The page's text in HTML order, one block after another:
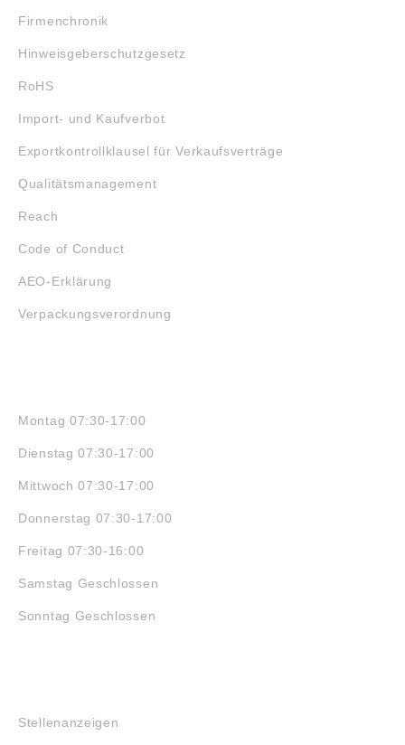
Firmenchronik
Hinweisgeberschutzgesetz
RoHS
Import- und Kaufverbot
Exportkontrollklausel für Verkaufsverträge
Qualitätsmanagement
Reach
Code of Conduct
AEO-Erklärung
Verpackungsverordnung
Montag 07:30-17:00
Dienstag 07:30-17:00
Mittwoch 07:30-17:00
Donnerstag 07:30-17:00
Freitag 07:30-16:00
Samstag Geschlossen
Sonntag Geschlossen
Stellenanzeigen